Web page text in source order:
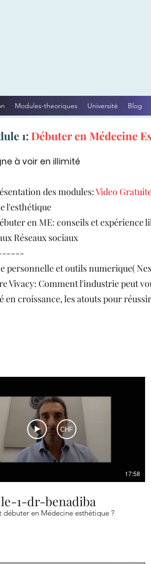
Modules-theoriques Université Blog
1: Débuter en Médecine
à voir en illimité
des modules:Video
l'esthétique
en ME: conseils et expérience
Réseaux sociaux
personnelle et outils numerique(
Vivacy: Comment l'industrie peut
en croissance, les atouts pour réussir
CHF
17:58
1-dr-benadiba
débuter en Médecine esthétique ?